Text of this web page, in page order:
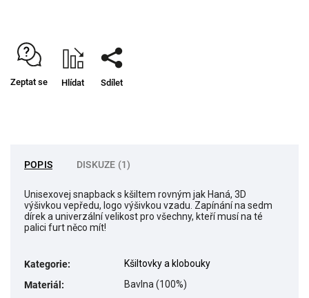
Zeptat se Hlídat Sdílet
POPIS DISKUZE (1)
Unisexovej snapback s kšiltem rovným jak Haná, 3D
výšivkou vepředu, logo výšivkou vzadu. Zapínání na sedm
dírek a univerzální velikost pro všechny, kteří musí na té
palici furt něco mít!
Kategorie:
Kšiltovky a klobouky
Materiál :
Bavlna (100%)